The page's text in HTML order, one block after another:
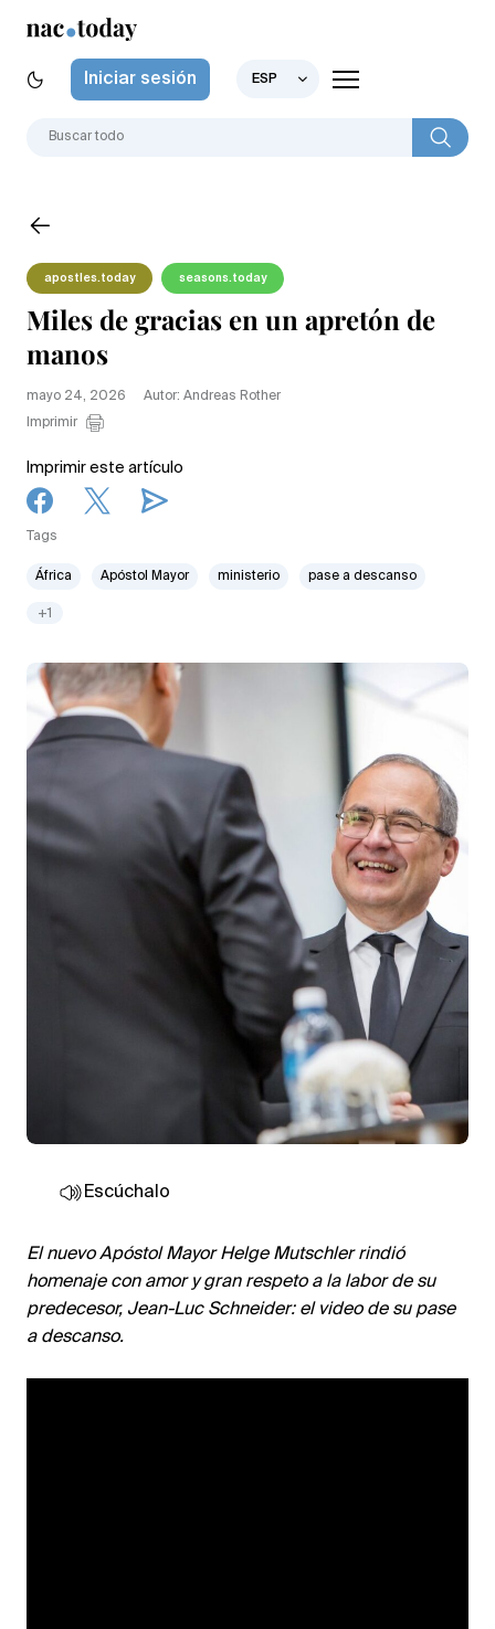
Iniciar sesión ESP
apostles.today seasons.today
Miles de gracias en un apretón de
manos
mayo 24, 2026
Autor: Andreas Rother
Imprimir
Imprimir este artículo
Tags
África Apóstol Mayor ministerio pase a descanso
+1
Escúchalo
El nuevo Apóstol Mayor Helge Mutschler rindió
homenaje con amor y gran respeto a la labor de su
predecesor, Jean-Luc Schneider: el video de su pase
a descanso.